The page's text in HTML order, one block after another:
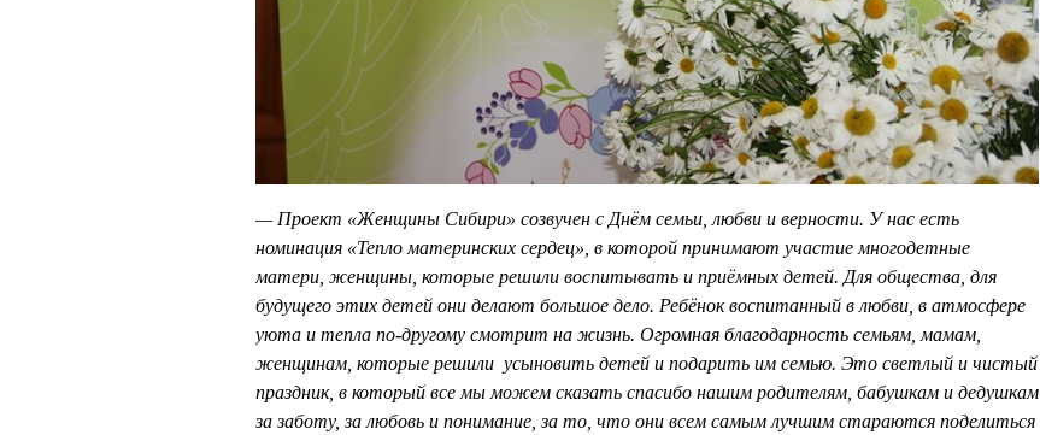
— Проект «Женщины Сибири» созвучен с Днём семьи, любви и верности. У нас есть
номинация «Тепло материнских сердец», в которой принимают участие многодетные
матери, женщины, которые решили воспитывать и приёмных детей. Для общества, для
будущего этих детей они делают большое дело. Ребёнок воспитанный в любви, в атмосфере
уюта и тепла по-другому смотрит на жизнь. Огромная благодарность семьям, мамам,
женщинам, которые решили усыновить детей и подарить им семью. Это светлый и чистый
праздник, в который все мы можем сказать спасибо нашим родителям, бабушкам и дедушкам
за заботу, за любовь и понимание, за то, что они всем самым лучшим стараются поделиться